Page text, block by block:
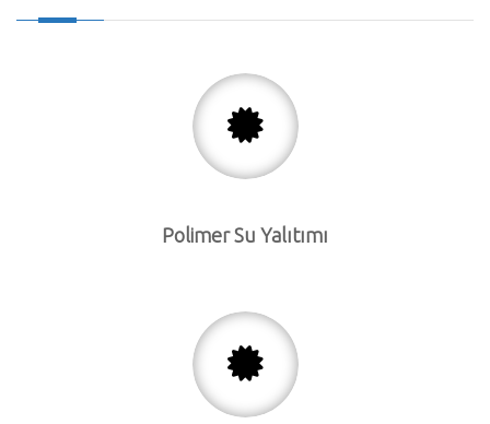
Polimer Su Yalıtımı